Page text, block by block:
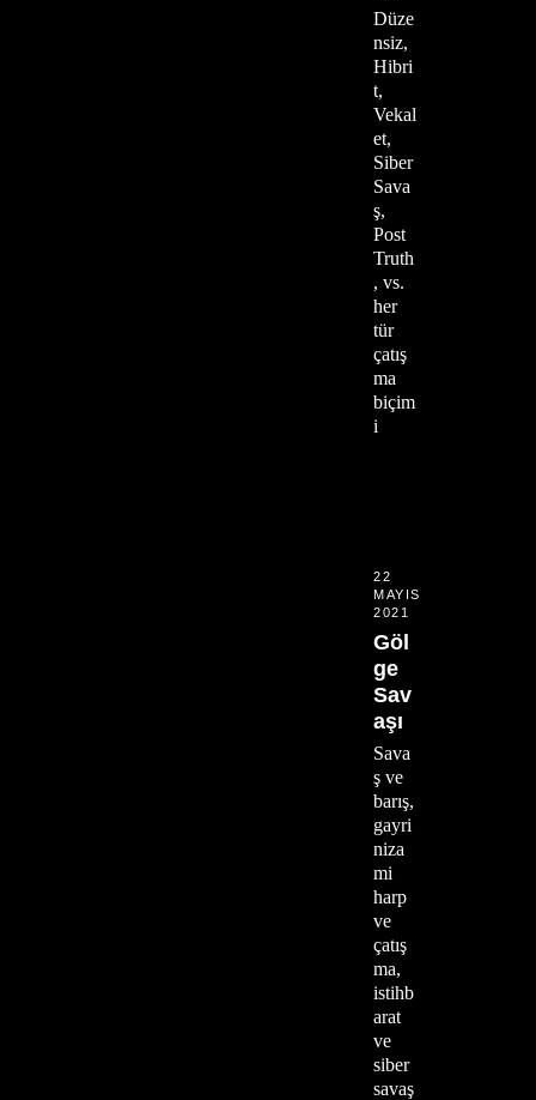
Düze
nsiz,
Hibri
t,
Vekal
et,
Siber
Sava
ş,
Post
Truth
, vs.
her
tür
çatış
ma
biçim
i
22
MAYIS
2021
Göl
ge
Sav
aşı
Sava
ş ve
barış,
gayri
niza
mi
harp
ve
çatış
ma,
istihb
arat
ve
siber
savaş